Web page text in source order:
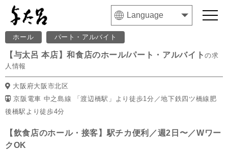
ホール パート・アルバイト
【与太呂 本店】和食店のホール/パート・アルバイトの求
人情報
大阪府大阪市北区
京阪電車 中之島線 「渡辺橋駅」より徒歩1分／地下鉄四ツ橋線肥
後橋駅より徒歩4分
【飲食店のホール・接客】駅チカ便利／週2日〜／Wワー
クOK